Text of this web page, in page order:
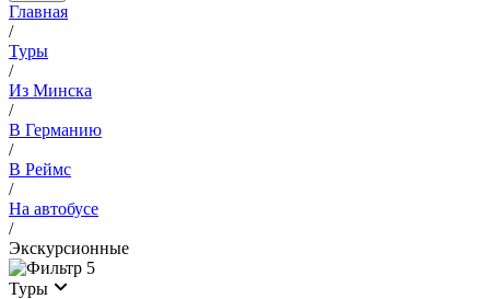
Главная
/
Туры
/
Из Минска
/
В Германию
/
В Реймс
/
На автобусе
/
Экскурсионные
5
Туры